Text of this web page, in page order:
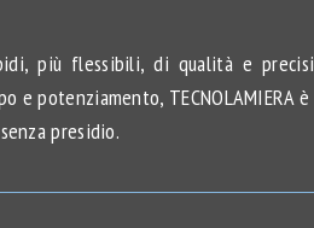
più flessibili, di qualità e
e potenziamento,
presidio.